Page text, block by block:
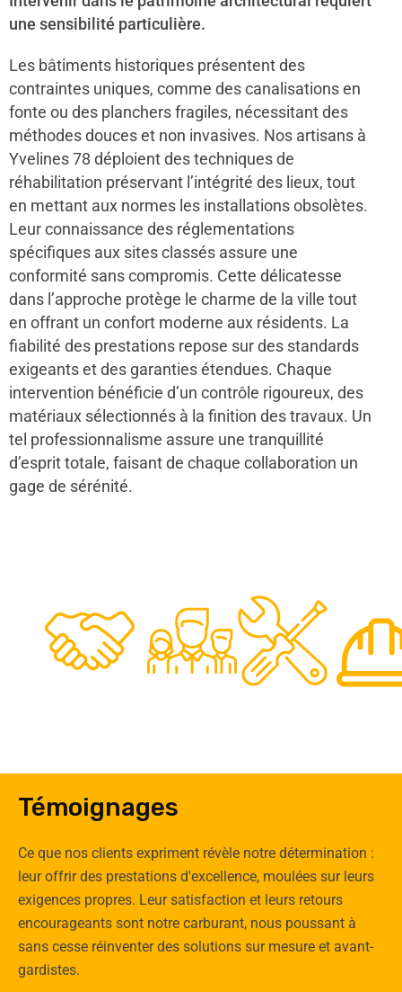
une sensibilité particulière.
Les bâtiments historiques présentent des
contraintes uniques, comme des canalisations en
fonte ou des planchers fragiles, nécessitant des
méthodes douces et non invasives. Nos artisans à
Yvelines 78 déploient des techniques de
réhabilitation préservant l’intégrité des lieux, tout
en mettant aux normes les installations obsolètes.
Leur connaissance des réglementations
spécifiques aux sites classés assure une
conformité sans compromis. Cette délicatesse
dans l’approche protège le charme de la ville tout
en offrant un confort moderne aux résidents. La
fiabilité des prestations repose sur des standards
exigeants et des garanties étendues. Chaque
intervention bénéficie d’un contrôle rigoureux, des
matériaux sélectionnés à la finition des travaux. Un
tel professionnalisme assure une tranquillité
d’esprit totale, faisant de chaque collaboration un
gage de sérénité.
48
0
50
Experts
Témoignages
Ce que nos clients expriment révèle notre détermination :
leur offrir des prestations d'excellence, moulées sur leurs
exigences propres. Leur satisfaction et leurs retours
encourageants sont notre carburant, nous poussant à
sans cesse réinventer des solutions sur mesure et avant-
gardistes.